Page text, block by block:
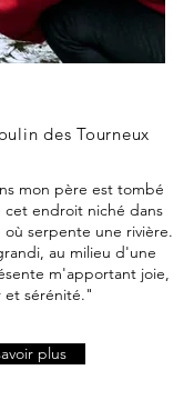
des Tourneux
mon père est tombé
cet endroit niché dans
serpente une rivière.
au milieu d'une
m'apportant joie,
et sérénité."
plus